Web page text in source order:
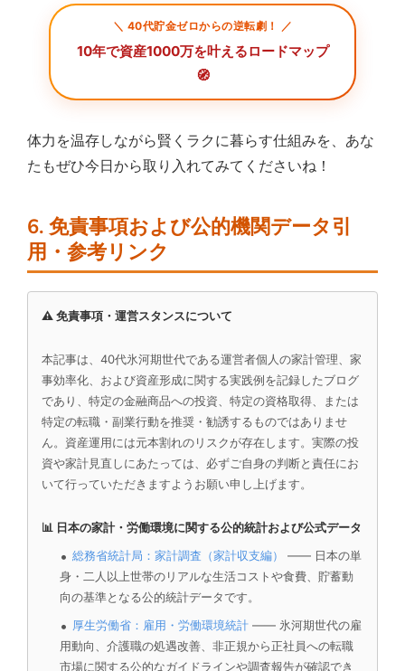
＼ 40代貯金ゼロからの逆転劇！ ／
10年で資産1000万を叶えるロードマップ
🧭
体力を温存しながら賢くラクに暮らす仕組みを、あな
たもぜひ今日から取り入れてみてくださいね！
6. 免責事項および公的機関データ引
用・参考リンク
⚠️ 免責事項・運営スタンスについて
本記事は、40代氷河期世代である運営者個人の家計管理、家
事効率化、および資産形成に関する実践例を記録したブログ
であり、特定の金融商品への投資、特定の資格取得、または
特定の転職・副業行動を推奨・勧誘するものではありませ
ん。資産運用には元本割れのリスクが存在します。実際の投
資や家計見直しにあたっては、必ずご自身の判断と責任にお
いて行っていただきますようお願い申し上げます。
📊 日本の家計・労働環境に関する公的統計および公式データ
総務省統計局：家計調査（家計収支編）
—— 日本の単
身・二人以上世帯のリアルな生活コストや食費、貯蓄動
向の基準となる公的統計データです。
厚生労働省：雇用・労働環境統計 —— 氷河期世代の雇
用動向、介護職の処遇改善、非正規から正社員への転職
市場に関する公的なガイドラインや調査報告が確認でき